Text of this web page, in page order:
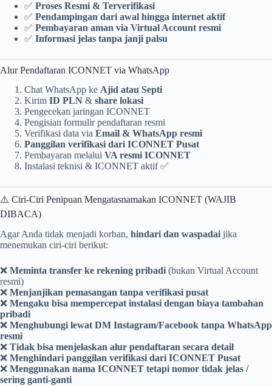
✅ Proses Resmi & Terverifikasi
✅ Pendampingan dari awal hingga internet aktif
✅ Pembayaran aman via Virtual Account resmi
✅ Informasi jelas tanpa janji palsu
Alur Pendaftaran ICONNET via WhatsApp
Chat WhatsApp ke Ajid atau Septi
Kirim ID PLN & share lokasi
Pengecekan jaringan ICONNET
Pengisian formulir pendaftaran resmi
Verifikasi data via Email & WhatsApp resmi
Panggilan verifikasi dari ICONNET Pusat
Pembayaran melalui VA resmi ICONNET
Instalasi teknisi & ICONNET aktif ✅
⚠️ Ciri-Ciri Penipuan Mengatasnamakan ICONNET (WAJIB
DIBACA)
Agar Anda tidak menjadi korban, hindari dan waspadai jika
menemukan ciri-ciri berikut:
❌ Meminta transfer ke rekening pribadi (bukan Virtual Account
resmi)
❌ Menjanjikan pemasangan tanpa verifikasi pusat
❌ Mengaku bisa mempercepat instalasi dengan biaya tambahan
pribadi
❌ Menghubungi lewat DM Instagram/Facebook tanpa WhatsApp
resmi
❌ Tidak bisa menjelaskan alur pendaftaran secara detail
❌ Menghindari panggilan verifikasi dari ICONNET Pusat
❌ Menggunakan nama ICONNET tetapi nomor tidak jelas /
sering ganti-ganti